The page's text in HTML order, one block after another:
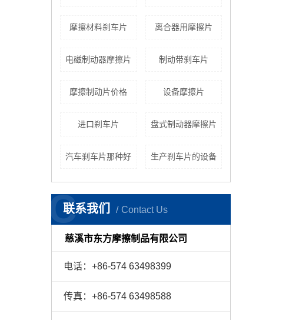
摩擦材料刹车片 离合器用摩擦片
电磁制动器摩擦片 制动带刹车片
摩擦制动片价格 设备摩擦片
进口刹车片 盘式制动器摩擦片
汽车刹车片那种好 生产刹车片的设备
联系我们 Contact Us
C
慈溪市东方摩擦制品有限公司
电话：+86-574 63498399
传真：+86-574 63498588